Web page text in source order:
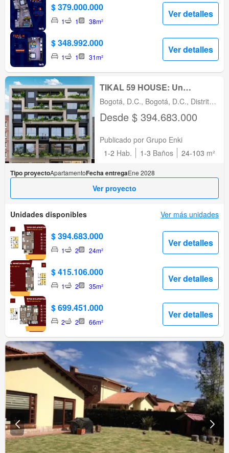
$ 379.000.000
1 1 38m²
Ver detalles
$ 348.992.000
1 1 31m²
Ver detalles
TIKAL 59 HOUSE: Un
proyecto único en el corazón
de Bogotá
Bogotá, D.C., Bogotá, D.C., Distrito
Capital
Desde $ 394.683.000
Publicado por Grupo Enki
1-2 Hab. 1-3 Baños 24-103 m²
Tipo proyectoApartamentoFecha entregaEne 2028
Ver proyecto
Unidades disponibles Ver más unidades
$ 394.683.000
1 2 24m²
Ver detalles
$ 415.106.000
1 2 35m²
Ver detalles
$ 699.451.000
2 2 66m²
Ver detalles